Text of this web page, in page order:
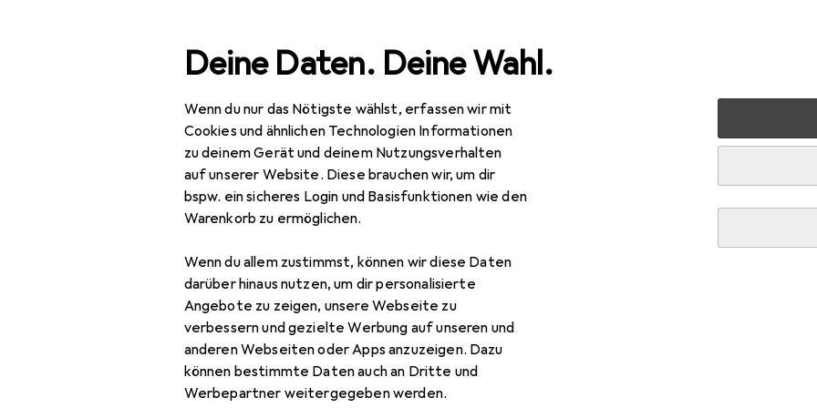
Deine Daten. Deine Wahl.
Wenn du nur das Nötigste wählst, erfassen wir mit
Cookies und ähnlichen Technologien Informationen
zu deinem Gerät und deinem Nutzungsverhalten
auf unserer Website. Diese brauchen wir, um dir
bspw. ein sicheres Login und Basisfunktionen wie den
Warenkorb zu ermöglichen.
Wenn du allem zustimmst, können wir diese Daten
darüber hinaus nutzen, um dir personalisierte
Angebote zu zeigen, unsere Webseite zu
verbessern und gezielte Werbung auf unseren und
anderen Webseiten oder Apps anzuzeigen. Dazu
können bestimmte Daten auch an Dritte und
Werbepartner weitergegeben werden.
Navigation nach Kategorien Gesamtsortiment Sport Weitere Sportarten